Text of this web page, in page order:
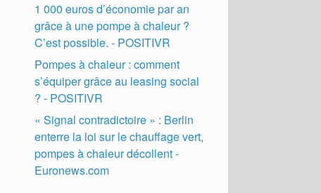
1 000 euros d’économie par an
grâce à une pompe à chaleur ?
C’est possible. - POSITIVR
Pompes à chaleur : comment
s’équiper grâce au leasing social
? - POSITIVR
« Signal contradictoire » : Berlin
enterre la loi sur le chauffage vert,
pompes à chaleur décollent -
Euronews.com